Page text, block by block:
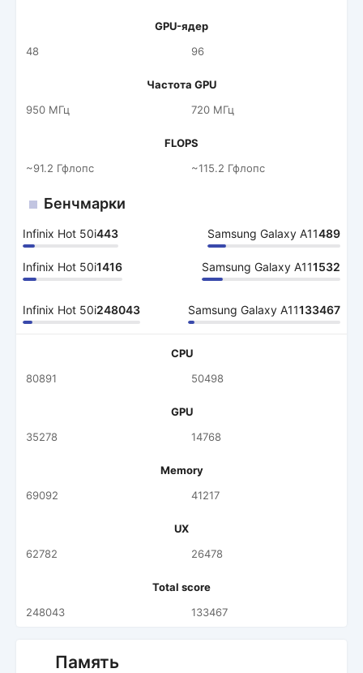
GPU-ядер
48
96
Частота GPU
950 МГц
720 МГц
FLOPS
~91.2 Гфлопс
~115.2 Гфлопс
Бенчмарки
Infinix Hot 50i443 Samsung Galaxy A11489
Infinix Hot 50i1416 Samsung Galaxy A111532
Infinix Hot 50i248043 Samsung Galaxy A11133467
CPU
80891
50498
GPU
35278
14768
Memory
69092
41217
UX
62782
26478
Total score
248043
133467
Память